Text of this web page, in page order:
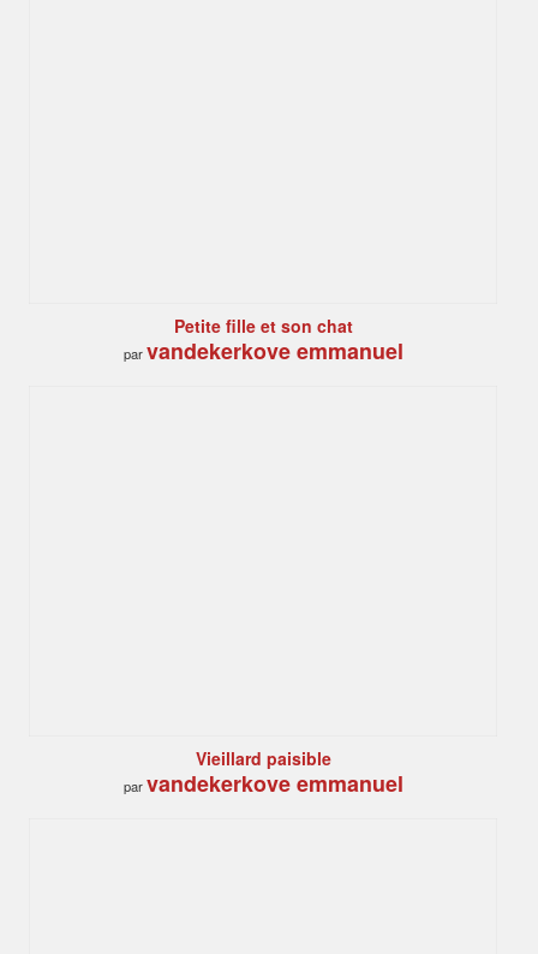
Petite fille et son chat
parvandekerkove emmanuel
Vieillard paisible
parvandekerkove emmanuel